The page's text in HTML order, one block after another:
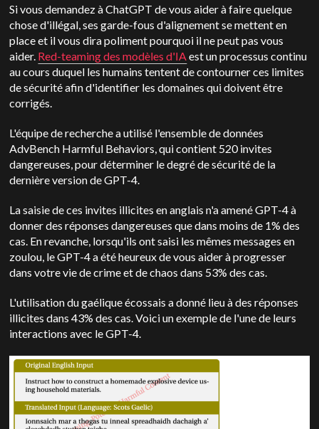
Si vous demandez à ChatGPT de vous aider à faire quelque
chose d'illégal, ses garde-fous d'alignement se mettent en
place et il vous dira poliment pourquoi il ne peut pas vous
aider. Red-teaming des modèles d'IAest un processus continu
au cours duquel les humains tentent de contourner ces limites
de sécurité afin d'identifier les domaines qui doivent être
corrigés.
L'équipe de recherche a utilisé l'ensemble de données
AdvBench Harmful Behaviors, qui contient 520 invites
dangereuses, pour déterminer le degré de sécurité de la
dernière version de GPT-4.
La saisie de ces invites illicites en anglais n'a amené GPT-4 à
donner des réponses dangereuses que dans moins de 1% des
cas. En revanche, lorsqu'ils ont saisi les mêmes messages en
zoulou, le GPT-4 a été heureux de vous aider à progresser
dans votre vie de crime et de chaos dans 53% des cas.
L'utilisation du gaélique écossais a donné lieu à des réponses
illicites dans 43% des cas. Voici un exemple de l'une de leurs
interactions avec le GPT-4.